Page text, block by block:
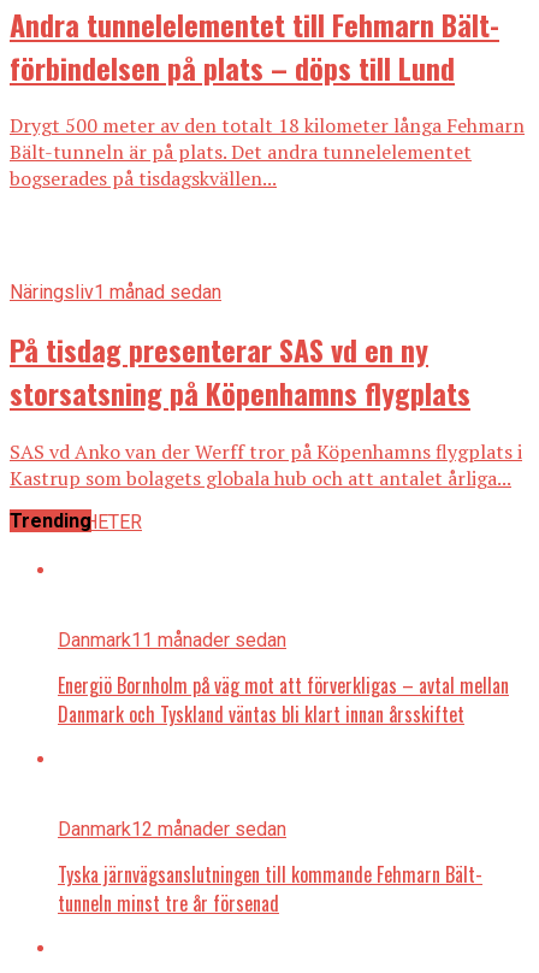
Andra tunnelelementet till Fehmarn Bält-
förbindelsen på plats – döps till Lund
Drygt 500 meter av den totalt 18 kilometer långa Fehmarn
Bält-tunneln är på plats. Det andra tunnelelementet
bogserades på tisdagskvällen...
Näringsliv1 månad sedan
På tisdag presenterar SAS vd en ny
storsatsning på Köpenhamns flygplats
SAS vd Anko van der Werff tror på Köpenhamns flygplats i
Kastrup som bolagets globala hub och att antalet årliga...
ALLA NYHETER
Trending
Danmark11 månader sedan
Energiö Bornholm på väg mot att förverkligas – avtal mellan
Danmark och Tyskland väntas bli klart innan årsskiftet
Danmark12 månader sedan
Tyska järnvägsanslutningen till kommande Fehmarn Bält-
tunneln minst tre år försenad